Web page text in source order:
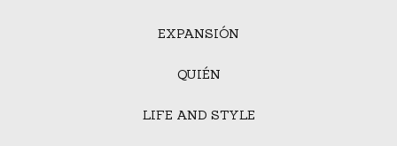
EXPANSIÓN
QUIÉN
LIFE AND STYLE